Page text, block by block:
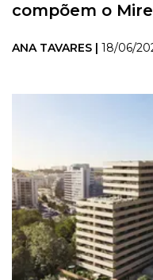
compõem o
ANA TAVARES | 18/06/